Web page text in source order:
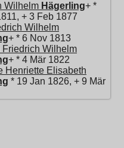
Wilhelm Hägerling+ *
+ 3 Feb 1877
Wilhelm
+ * 6 Nov 1813
Friedrich Wilhelm
+ * 4 Mär 1822
Henriette Elisabeth
* 19 Jan 1826, + 9 Mär